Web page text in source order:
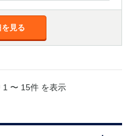
見る
1 〜 15件 を表示